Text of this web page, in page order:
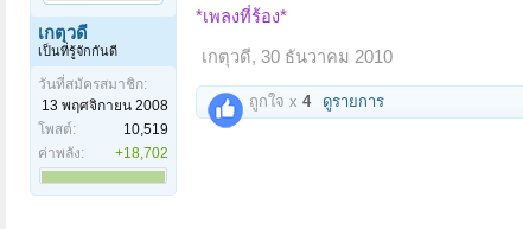
เกตุวดี
เป็นที่รู้จักกันดี
วันที่สมัครสมาชิก:
13 พฤศจิกายน 2008
โพสต์:
10,519
ค่าพลัง:
+18,702
*เพลงที่ร้อง*
เกตุวดี, 30 ธันวาคม 2010
ถูกใจ x 4 ดูรายการ